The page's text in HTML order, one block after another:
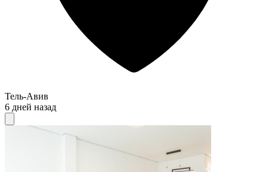
Тель-Авив
6 дней назад